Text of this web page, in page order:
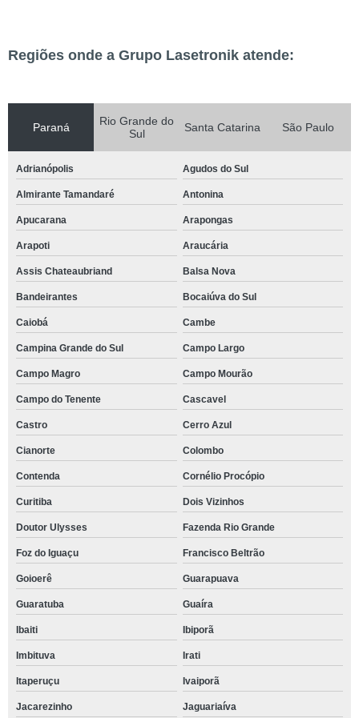
Regiões onde a Grupo Lasetronik atende:
Paraná
Rio Grande do
Sul
Santa Catarina São Paulo
Adrianópolis Agudos do Sul
Almirante Tamandaré Antonina
Apucarana Arapongas
Arapoti Araucária
Assis Chateaubriand Balsa Nova
Bandeirantes Bocaiúva do Sul
Caiobá Cambe
Campina Grande do Sul Campo Largo
Campo Magro Campo Mourão
Campo do Tenente Cascavel
Castro Cerro Azul
Cianorte Colombo
Contenda Cornélio Procópio
Curitiba Dois Vizinhos
Doutor Ulysses Fazenda Rio Grande
Foz do Iguaçu Francisco Beltrão
Goioerê Guarapuava
Guaratuba Guaíra
Ibaiti Ibiporã
Imbituva Irati
Itaperuçu Ivaiporã
Jacarezinho Jaguariaíva